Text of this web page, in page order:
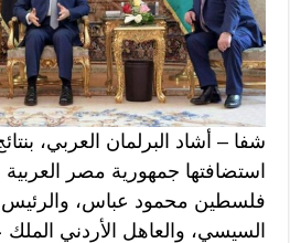
شفا – أشاد البرلمان العربي،
استضافتها جمهورية مصر
فلسطين محمود عباس، والرئيس
السيسي، والعاهل الأردني الملك